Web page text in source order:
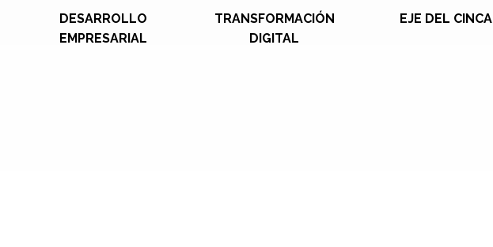
DESARROLLO
EMPRESARIAL
TRANSFORMACIÓN
DIGITAL
EJE DEL CINCA